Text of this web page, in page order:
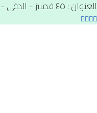
العنوان : ٤٥ قمبيز - الدقي - امام نادي الصيد - الاتصال علي رقم. : 01012566900